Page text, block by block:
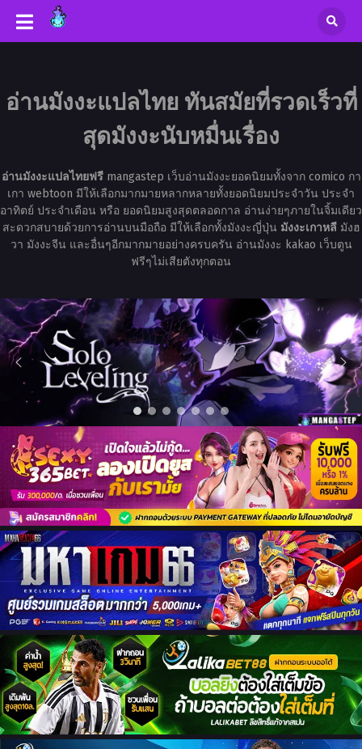
อ่านมังงะแปลไทย ทันสมัยที่รวดเร็วที่
สุดมังงะนับหมื่นเรื่อง
อ่านมังงะแปลไทยฟรีmangastep เว็บอ่านมังงะยอดนิยมทั้งจาก comico กา
เกา webtoon มีให้เลือกมากมายหลากหลายทั้งยอดนิยมประจำวัน ประจำ
อาทิตย์ ประจำเดือน หรือ ยอดนิยมสูงสุดตลอดกาล อ่านง่ายๆภายในจิ้มเดียว
สะดวกสบายด้วยการอ่านบนมือถือ มีให้เลือกทั้งมังงะญี่ปุ่น มังงะเกาหลีมังฮ
วา มังงะจีน และอื่นๆอีกมากมายอย่างครบครัน อ่านมังงะ kakao เว็บตูน
ฟรีๆไม่เสียตังทุกตอน